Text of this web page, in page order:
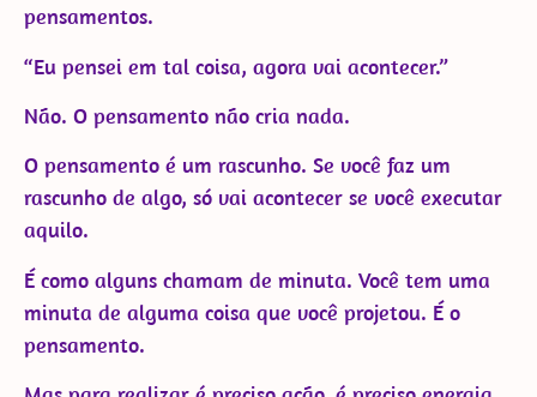
pensamentos.
“Eu pensei em tal coisa, agora vai acontecer.”
Não. O pensamento não cria nada.
O pensamento é um rascunho. Se você faz um
rascunho de algo, só vai acontecer se você executar
aquilo.
É como alguns chamam de minuta. Você tem uma
minuta de alguma coisa que você projetou. É o
pensamento.